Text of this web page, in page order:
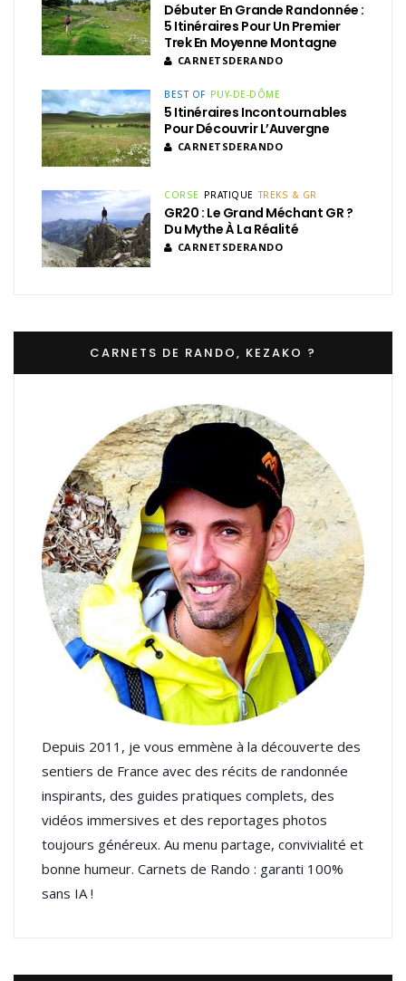
Débuter En Grande Randonnée :
5 Itinéraires Pour Un Premier
Trek En Moyenne Montagne
CARNETSDERANDO
BEST OF PUY-DE-DÔME
5 Itinéraires Incontournables
Pour Découvrir L’Auvergne
CARNETSDERANDO
CORSE PRATIQUE TREKS & GR
GR20 : Le Grand Méchant GR ?
Du Mythe À La Réalité
CARNETSDERANDO
CARNETS DE RANDO, KEZAKO ?
Depuis 2011, je vous emmène à la découverte des
sentiers de France avec des récits de randonnée
inspirants, des guides pratiques complets, des
vidéos immersives et des reportages photos
toujours généreux. Au menu partage, convivialité et
bonne humeur. Carnets de Rando : garanti 100%
sans IA !